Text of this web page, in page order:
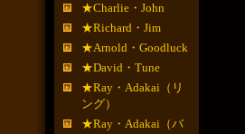
★Charlie・John
★Richard・Jim
★Arnold・Goodluck
★David・Tune
★Ray・Adakai（リ
ング）
★Ray・Adakai（バ